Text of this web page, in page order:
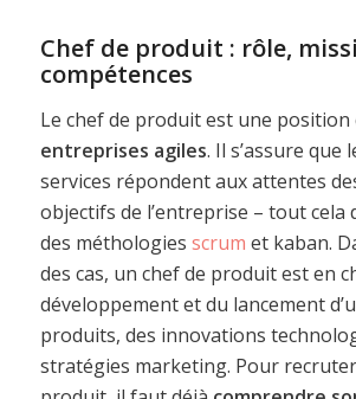
Chef de produit : rôle,
compétences
Le chef de produit est une position
entreprises agiles. Il s’assure que
services répondent aux attentes
objectifs de l’entreprise – tout cela
des méthologies scrum et kaban.
des cas, un chef de produit est en
développement et du lancement
produits, des innovations
stratégies marketing. Pour